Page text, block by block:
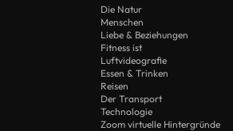
Die Natur
Menschen
Liebe & Beziehungen
Fitness ist
Luftvideografie
Essen & Trinken
Reisen
Der Transport
Technologie
Zoom virtuelle Hintergründe